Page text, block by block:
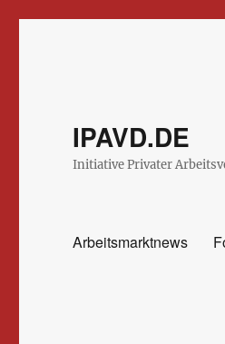
IPAVD.DE
Initiative Privater
Arbeitsmarktnews